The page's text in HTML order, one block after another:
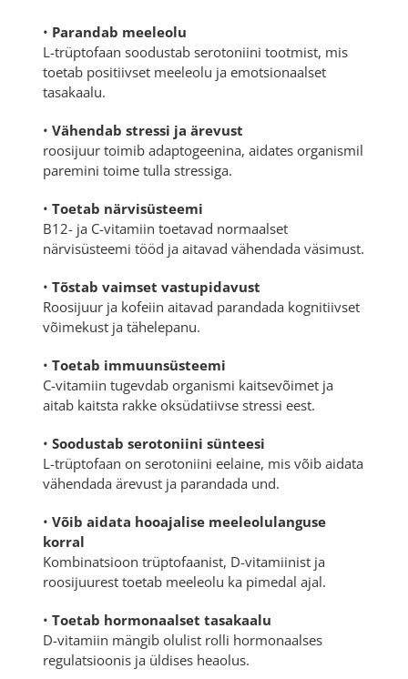
• Parandab meeleolu
L-trüptofaan soodustab serotoniini tootmist, mis
toetab positiivset meeleolu ja emotsionaalset
tasakaalu.
• Vähendab stressi ja ärevust
roosijuurtoimib adaptogeenina, aidates organismil
paremini toime tulla stressiga.
• Toetab närvisüsteemi
B12- ja C-vitamiin toetavad normaalset
närvisüsteemi tööd ja aitavad vähendada väsimust.
• Tõstab vaimset vastupidavust
Roosijuur ja kofeiin aitavad parandada kognitiivset
võimekust ja tähelepanu.
• Toetab immuunsüsteemi
C-vitamiin tugevdab organismi kaitsevõimet ja
aitab kaitsta rakke oksüdatiivse stressi eest.
• Soodustab serotoniini sünteesi
L-trüptofaan on serotoniini eelaine, mis võib aidata
vähendada ärevust ja parandada und.
• Võib aidata hooajalise meeleolulanguse
korral
Kombinatsioon trüptofaanist, D-vitamiinist ja
roosijuurest toetab meeleolu ka pimedal ajal.
• Toetab hormonaalset tasakaalu
D-vitamiin mängib olulist rolli hormonaalses
regulatsioonis ja üldises heaolus.